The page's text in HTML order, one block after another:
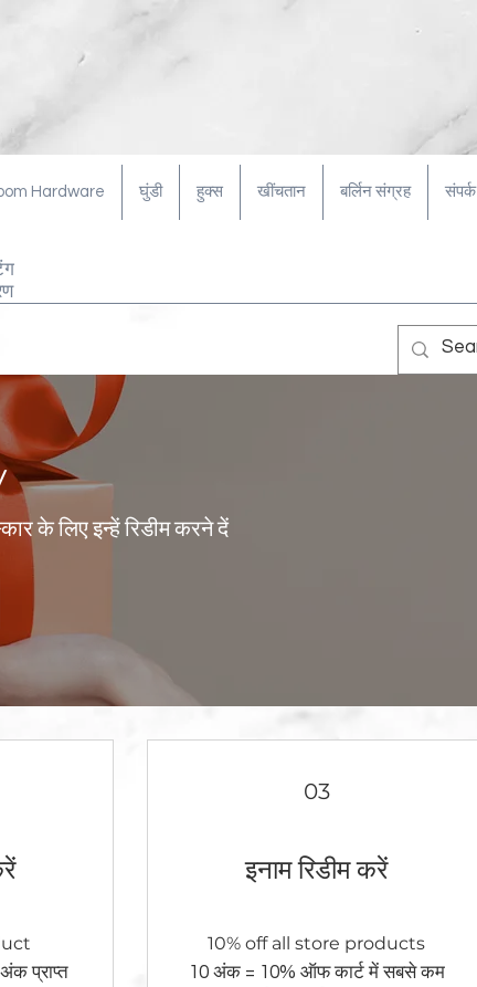
Hardware घुंडी हुक्स खींचतान बर्लिन संग्रह संपर्क
के लिए इन्हें रिडीम करने दें
प्राप्त
03
इनाम रिडीम करें
10% off all store products
10 अंक = 10% ऑफ कार्ट में सबसे कम